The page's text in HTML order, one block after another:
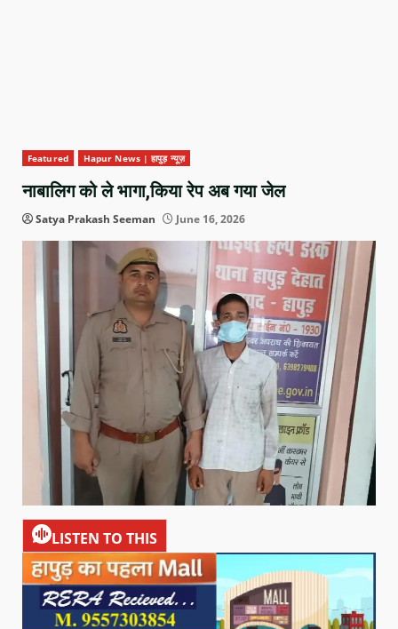
Featured Hapur News | हापुड़ न्यूज़
नाबालिग को ले भागा,किया रेप अब गया जेल
Satya Prakash Seeman June 16, 2026
LISTEN TO THIS